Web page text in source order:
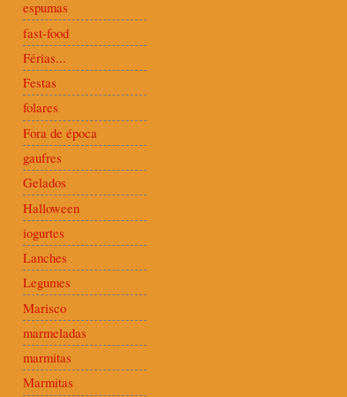
espumas
fast-food
Férias...
Festas
folares
Fora de época
gaufres
Gelados
Halloween
iogurtes
Lanches
Legumes
Marisco
marmeladas
marmitas
Marmitas